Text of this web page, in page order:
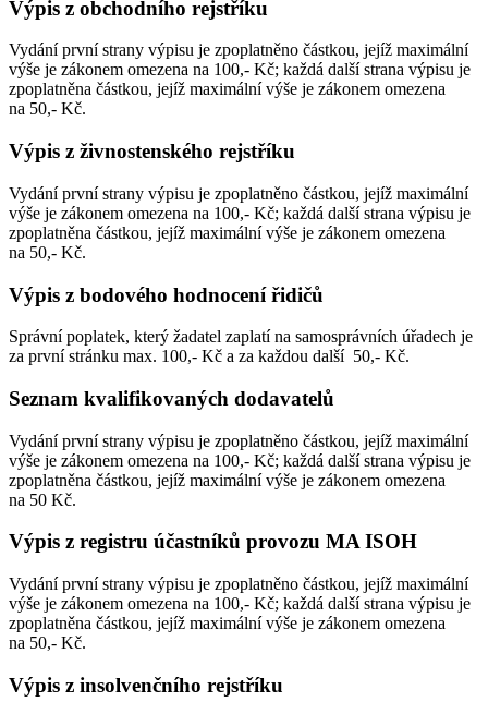
Výpis z obchodního rejstříku
Vydání první strany výpisu je zpoplatněno částkou, jejíž maximální
výše je zákonem omezena na 100,- Kč; každá další strana výpisu je
zpoplatněna částkou, jejíž maximální výše je zákonem omezena
na 50,- Kč.
Výpis z živnostenského rejstříku
Vydání první strany výpisu je zpoplatněno částkou, jejíž maximální
výše je zákonem omezena na 100,- Kč; každá další strana výpisu je
zpoplatněna částkou, jejíž maximální výše je zákonem omezena
na 50,- Kč.
Výpis z bodového hodnocení řidičů
Správní poplatek, který žadatel zaplatí na samosprávních úřadech je
za první stránku max. 100,- Kč a za každou další 50,- Kč.
Seznam kvalifikovaných dodavatelů
Vydání první strany výpisu je zpoplatněno částkou, jejíž maximální
výše je zákonem omezena na 100,- Kč; každá další strana výpisu je
zpoplatněna částkou, jejíž maximální výše je zákonem omezena
na 50 Kč.
Výpis z registru účastníků provozu MA ISOH
Vydání první strany výpisu je zpoplatněno částkou, jejíž maximální
výše je zákonem omezena na 100,- Kč; každá další strana výpisu je
zpoplatněna částkou, jejíž maximální výše je zákonem omezena
na 50,- Kč.
Výpis z insolvenčního rejstříku